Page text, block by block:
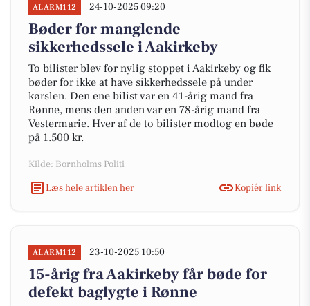
ALARM112 24-10-2025 09:20
Bøder for manglende
sikkerhedssele i Aakirkeby
To bilister blev for nylig stoppet i Aakirkeby og fik
bøder for ikke at have sikkerhedssele på under
kørslen. Den ene bilist var en 41-årig mand fra
Rønne, mens den anden var en 78-årig mand fra
Vestermarie. Hver af de to bilister modtog en bøde
på 1.500 kr.
Kilde: Bornholms Politi
Læs hele artiklen her
Kopiér link
ALARM112 23-10-2025 10:50
15-årig fra Aakirkeby får bøde for
defekt baglygte i Rønne